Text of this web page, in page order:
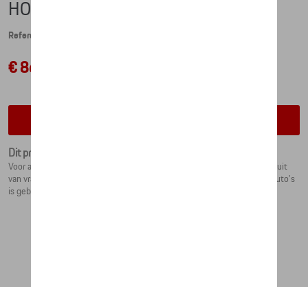
HOUTEN RACE TRUCK
Referentie: WAP0400100NRTR
€ 86,43
Dit product is momenteel niet op stock
Voor aankomende Porsche-fans: Houten race vrachtwagen, bestaande uit
van vrachtenwagen met trailer en 3 racewagens. De vorm van de raceauto's
is gebaseerd op de klassieke 911.